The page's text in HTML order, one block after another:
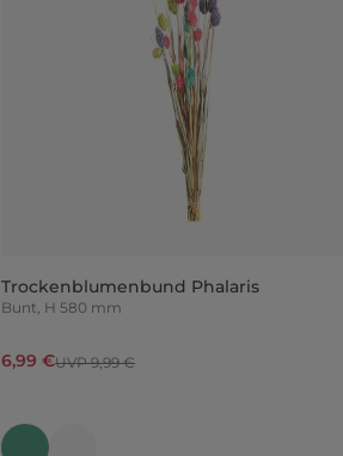
Trockenblumenbund Phalaris
Bunt, H 580 mm
6,99 €UVP 9,99 €